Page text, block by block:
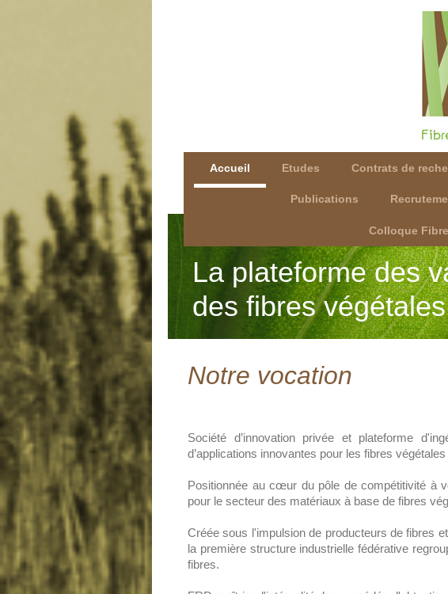
Accueil Etudes Contrats de
Publications
Colloque
La plateforme des
des fibres végétales
Notre vocation
Société d’innovation privée et plateforme
d’applications innovantes pour les fibres
Positionnée au cœur du pôle de compétitivité à
pour le secteur des matériaux à base de fibres
Créée sous l'impulsion de producteurs de fibres
la première structure industrielle fédérative
fibres.